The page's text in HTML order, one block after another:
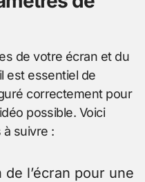
de votre écran et du
est essentiel de
correctement pour
possible. Voici
suivre :
l’écran pour une